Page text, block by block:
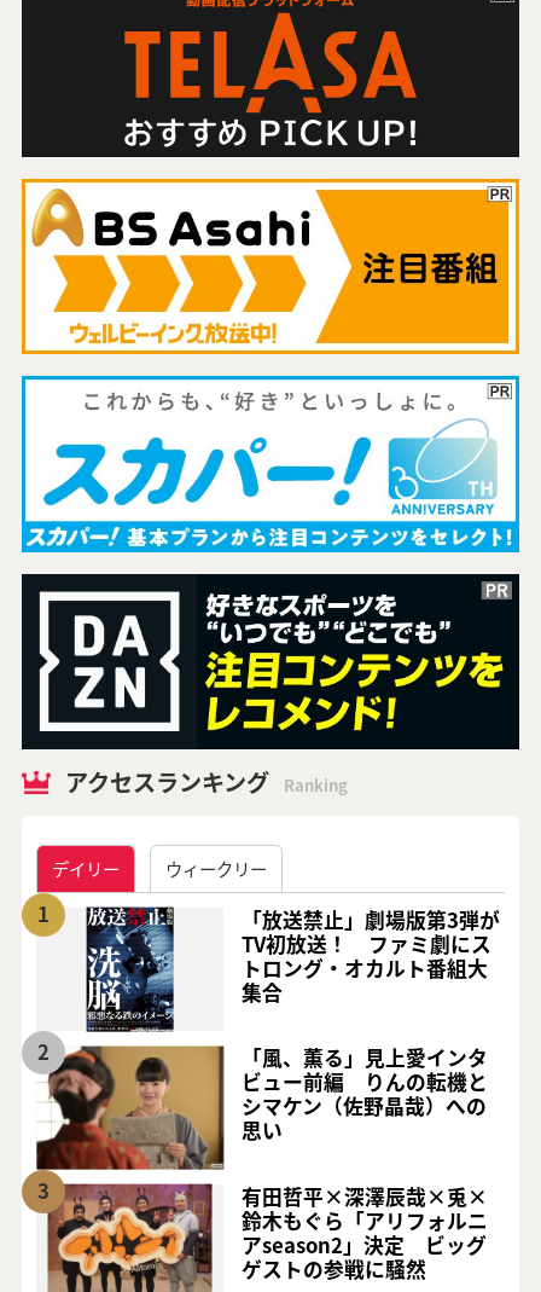
アクセスランキング Ranking
デイリー ウィークリー
1
「放送禁止」劇場版第3弾が
TV初放送！ ファミ劇にス
トロング・オカルト番組大
集合
2
「風、薫る」見上愛インタ
ビュー前編 りんの転機と
シマケン（佐野晶哉）への
思い
3
有田哲平×深澤辰哉×兎×
鈴木もぐら「アリフォルニ
アseason2」決定 ビッグ
ゲストの参戦に騒然